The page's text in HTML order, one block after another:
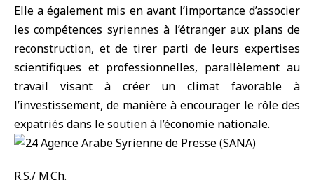
Elle a également mis en avant l’importance d’associer
les compétences syriennes à l’étranger aux plans de
reconstruction, et de tirer parti de leurs expertises
scientifiques et professionnelles, parallèlement au
travail visant à créer un climat favorable à
l’investissement, de manière à encourager le rôle des
expatriés dans le soutien à l’économie nationale.
R.S./ M.Ch.